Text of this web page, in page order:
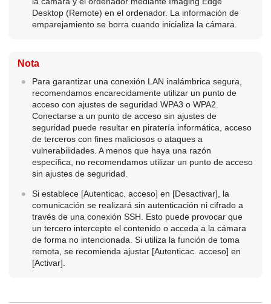
Desktop (Remote) en el ordenador. La información de
emparejamiento se borra cuando inicializa la cámara.
Nota
Para garantizar una conexión LAN inalámbrica segura,
recomendamos encarecidamente utilizar un punto de
acceso con ajustes de seguridad WPA3 o WPA2.
Conectarse a un punto de acceso sin ajustes de
seguridad puede resultar en piratería informática, acceso
de terceros con fines maliciosos o ataques a
vulnerabilidades. A menos que haya una razón
específica, no recomendamos utilizar un punto de acceso
sin ajustes de seguridad.
Si establece [Autenticac. acceso] en [Desactivar] , la
comunicación se realizará sin autenticación ni cifrado a
través de una conexión SSH. Esto puede provocar que
un tercero intercepte el contenido o acceda a la cámara
de forma no intencionada. Si utiliza la función de toma
remota, se recomienda ajustar [Autenticac. acceso] en
[Activar]